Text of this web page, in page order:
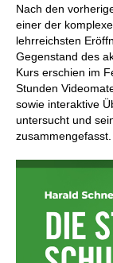
Nach den
einer der
lehrreichsten
Gegenstand des
Kurs erschien im
Stunden
sowie interaktive
untersucht und
zusammengefasst.